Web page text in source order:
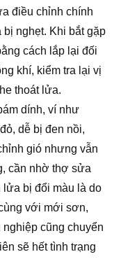
điều chỉnh chính
nghẹt. Khi bắt gặp
cách lắp lại đối
khí, kiểm tra lại vị
thoát lửa.
dính, ví như
dễ bị đen nồi,
gió nhưng vẫn
cần nhờ thợ sửa
lửa bị đổi màu là do
với mới sơn,
cũng chuyển
sẽ hết tình trạng